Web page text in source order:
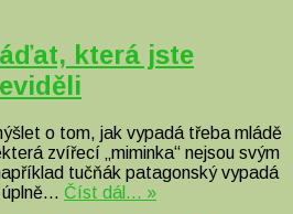
která jste
o tom, jak vypadá třeba mládě
zvířecí „miminka“ nejsou svým
tučňák patagonský vypadá
úplně… Číst dál… »